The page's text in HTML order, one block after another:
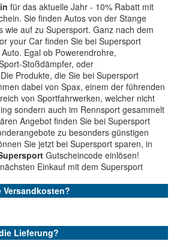
für das aktuelle Jahr - 10% Rabatt mit
Sie finden Autos von der Stange
wie auf zu Supersport. Ganz nach dem
your Car finden Sie bei Supersport
Egal ob Powerendrohre,
Stoßdämpfer, oder
Produkte, die Sie bei Supersport
dabei von Spax, einem der führenden
von Sportfahrwerken, welcher nicht
sondern auch im Rennsport gesammelt
Angebot finden Sie bei Supersport
zu besonders günstigen
Sie jetzt bei Supersport sparen, in
Gutscheincode einlösen!
Einkauf mit dem Supersport
Lieferung?